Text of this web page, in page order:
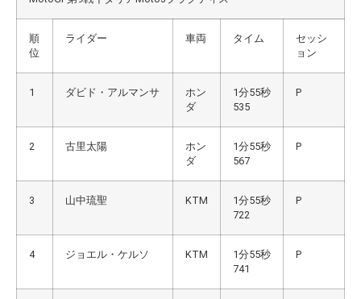
順
位
ライダー 車両 タイム
セッシ
ョン
1 ダビド・アルマンサ
ホン
ダ
1分55秒
535
P
2 古里太陽
ホン
ダ
1分55秒
567
P
3 山中琉聖 KTM
1分55秒
722
P
4 ジョエル・ケルソ KTM
1分55秒
741
P